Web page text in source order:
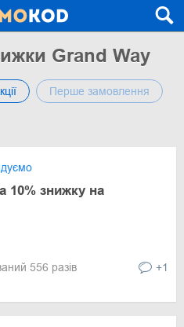
Grand Way
Перше замовлення
10% знижку на
556 разів +1